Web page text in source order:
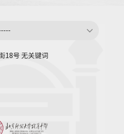
18号 无关键词